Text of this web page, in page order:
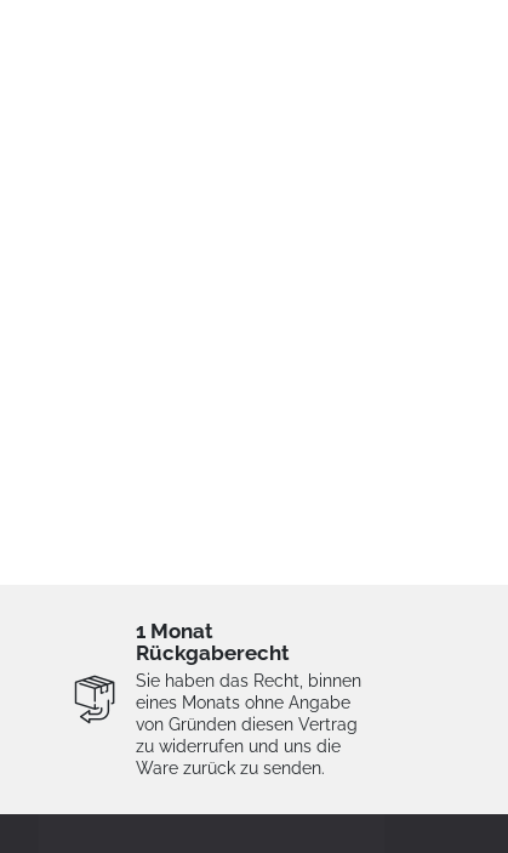
1 Monat
Rückgaberecht
Sie haben das Recht, binnen
eines Monats ohne Angabe
von Gründen diesen Vertrag
zu widerrufen und uns die
Ware zurück zu senden.